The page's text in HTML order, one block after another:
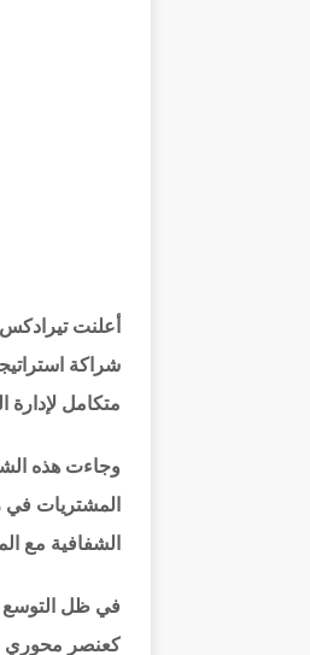
شراكة
متكامل
وجاءت هذه
المشتريات في
الشفافية مع
في ظل التوسع
كعنصر محوري